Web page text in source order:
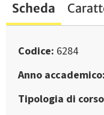
Scheda
Codice 6284
Anno accademico
Tipologia di corso